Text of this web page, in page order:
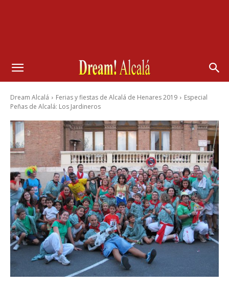
Dream Alcalá Ferias y fiestas de Alcalá de Henares 2019
Especial
Peñas de Alcalá: Los Jardineros